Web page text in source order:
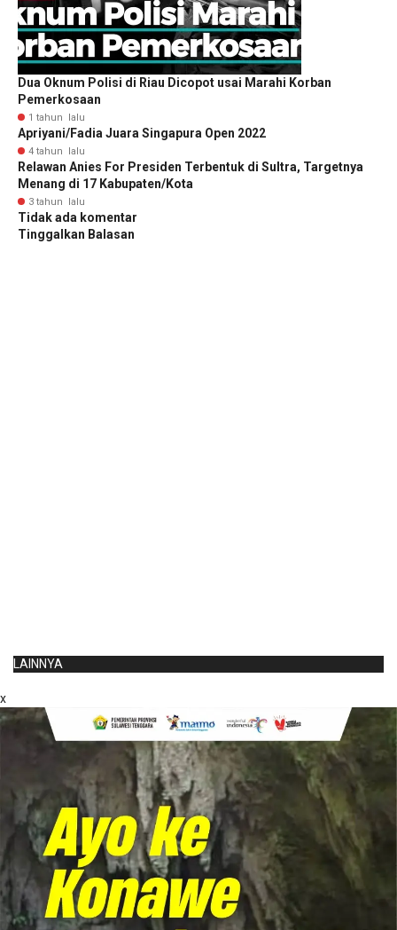
Dua Oknum Polisi di Riau Dicopot usai Marahi Korban
Pemerkosaan
1 tahun lalu
Apriyani/Fadia Juara Singapura Open 2022
4 tahun lalu
Relawan Anies For Presiden Terbentuk di Sultra, Targetnya
Menang di 17 Kabupaten/Kota
3 tahun lalu
Tidak ada komentar
Tinggalkan Balasan
LAINNYA
x